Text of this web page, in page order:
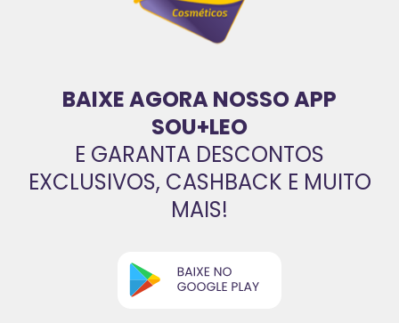
BAIXE AGORA NOSSO APP
SOU+LEO
E GARANTA DESCONTOS
EXCLUSIVOS, CASHBACK E MUITO
MAIS!